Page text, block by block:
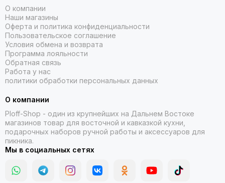
О компании
Наши магазины
Оферта и политика конфиденциальности
Пользовательское соглашение
Условия обмена и возврата
Программа лояльности
Обратная связь
Работа у нас
политики обработки персональных данных
О компании
Ploff-Shop - один из крупнейших на Дальнем Востоке
магазинов товар для восточной и кавказкой кухни,
подарочных наборов ручной работы и аксессуаров для
пикника.
Мы в социальных сетях